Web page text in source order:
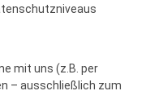
mit uns (z.B. per
– ausschließlich zum